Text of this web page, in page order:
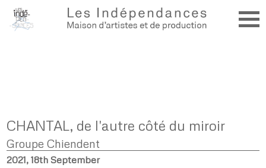
CHANTAL, de l'autre côté du miroir
Groupe Chiendent
2021, 18th September